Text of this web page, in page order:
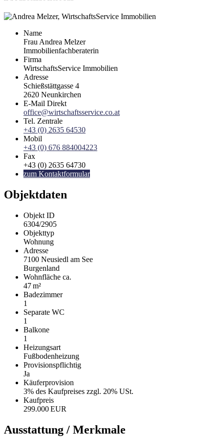
Name
Frau Andrea Melzer
Immobilienfachberaterin
Firma
WirtschaftsService Immobilien
Adresse
Schießstättgasse 4
2620 Neunkirchen
E-Mail Direkt
office@wirtschaftsservice.co.at
Tel. Zentrale
+43 (0) 2635 64530
Mobil
+43 (0) 676 884004223
Fax
+43 (0) 2635 64730
zum Kontaktformular
Objektdaten
Objekt ID
6304/2905
Objekttyp
Wohnung
Adresse
7100 Neusiedl am See
Burgenland
Wohnfläche ca.
47 m²
Badezimmer
1
Separate WC
1
Balkone
1
Heizungsart
Fußbodenheizung
Provisionspflichtig
Ja
Käufer­provision
3% des Kaufpreises zzgl. 20% USt.
Kaufpreis
299.000 EUR
Ausstattung / Merkmale